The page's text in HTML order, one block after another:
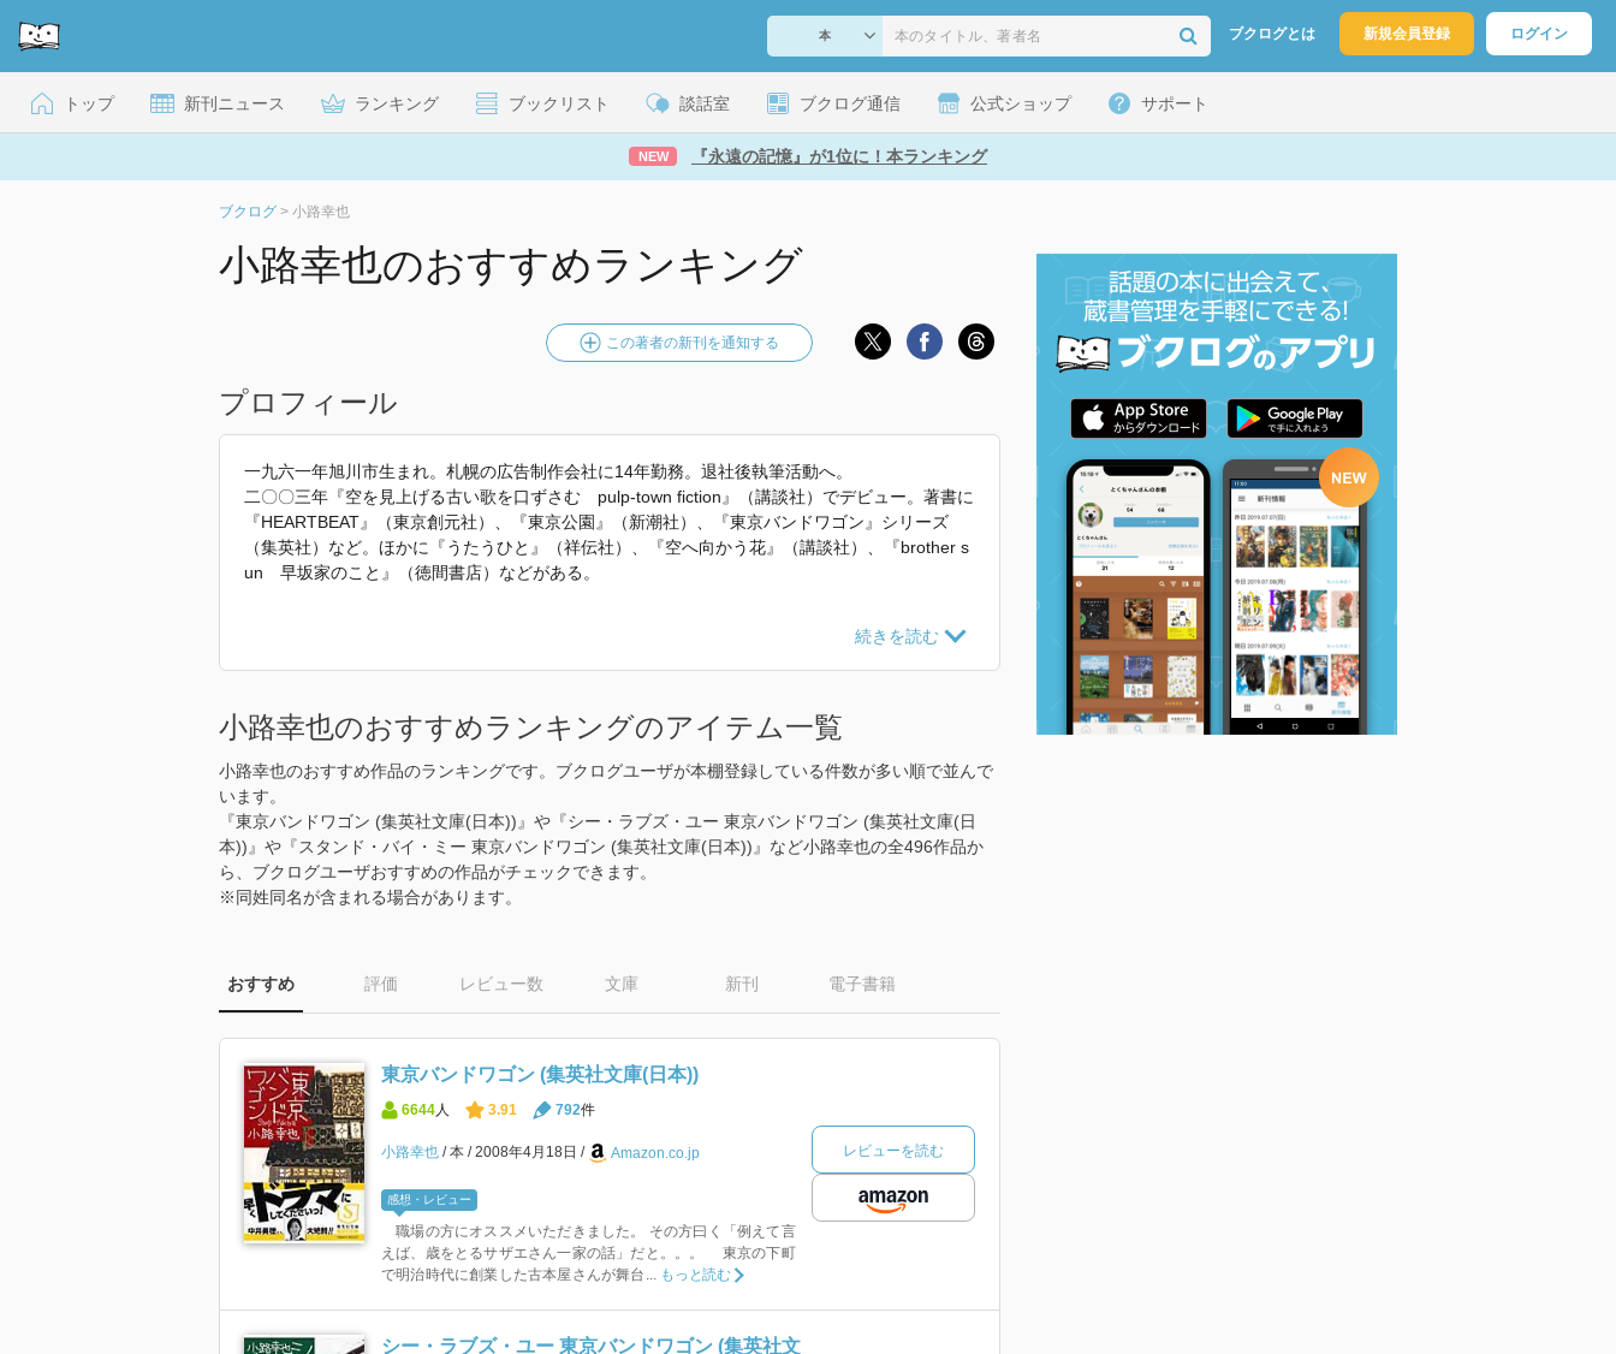
ブクログとは 新規会員登録 ログイン
トップ 新刊ニュース ランキング ブックリスト 談話室 ブクログ通信 公式ショップ サポート
NEW 『永遠の記憶』が1位に！本ランキング
ブクログ > 小路幸也
小路幸也のおすすめランキング
この著者の新刊を通知する
プロフィール
一九六一年旭川市生まれ。札幌の広告制作会社に14年勤務。退社後執筆活動へ。
二〇〇三年『空を見上げる古い歌を口ずさむ pulp-town fiction』（講談社）でデビュー。著書に
『HEARTBEAT』（東京創元社）、『東京公園』（新潮社）、『東京バンドワゴン』シリーズ
（集英社）など。ほかに『うたうひと』（祥伝社）、『空へ向かう花』（講談社）、『brother s
un 早坂家のこと』（徳間書店）などがある。
小路幸也のおすすめランキングのアイテム一覧
小路幸也のおすすめ作品のランキングです。ブクログユーザが本棚登録している件数が多い順で並んで
います。
『東京バンドワゴン (集英社文庫(日本))』や『シー・ラブズ・ユー 東京バンドワゴン (集英社文庫(日
本))』や『スタンド・バイ・ミー 東京バンドワゴン (集英社文庫(日本))』など小路幸也の全496作品か
ら、ブクログユーザおすすめの作品がチェックできます。
※同姓同名が含まれる場合があります。
おすすめ 評価 レビュー数 文庫 新刊 電子書籍
東京バンドワゴン (集英社文庫(日本))
6644人 3.91 792件
小路幸也 本 2008年4月18日 Amazon.co.jp
感想・レビュー
職場の方にオススメいただきました。 その方曰く「例えて言
えば、歳をとるサザエさん一家の話」だと。。。 東京の下町
で明治時代に創業した古本屋さんが舞台...
もっと読む
レビューを読む
シー・ラブズ・ユー 東京バンドワゴン (集英社文